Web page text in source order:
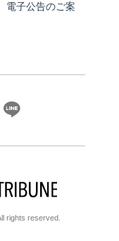
電子公告のご案
rights reserved.